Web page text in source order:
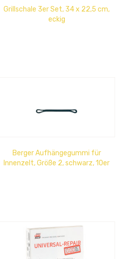
Grillschale 3er Set, 34 x 22,5 cm,
eckig
Berger Aufhängegummi für
Innenzelt, Größe 2, schwarz, 10er